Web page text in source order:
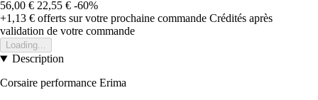
56,00 € 22,55 € -60%
+1,13 € offerts sur votre prochaine commande Crédités après
validation de votre commande
Loading...
Description
Corsaire performance Erima